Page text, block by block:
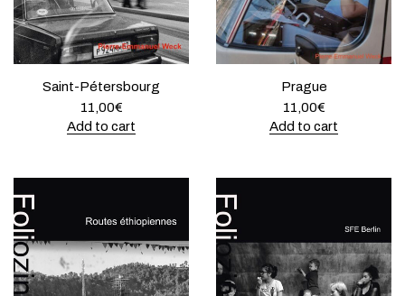
Saint-Pétersbourg
11,00€
Add to cart
Prague
11,00€
Add to cart